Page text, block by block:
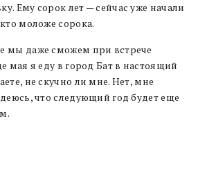
Ему сорок лет — сейчас уже начали
моложе сорока.
мы даже сможем при встрече
мая я еду в город Бат в настоящий
не скучно ли мне. Нет, мне
что следующий год будет еще